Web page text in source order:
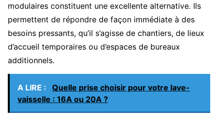
modulaires constituent une excellente alternative. Ils
permettent de répondre de façon immédiate à des
besoins pressants, qu’il s’agisse de chantiers, de lieux
d’accueil temporaires ou d’espaces de bureaux
additionnels.
A LIRE :
Quelle prise choisir pour votre lave-
vaisselle : 16A ou 20A ?